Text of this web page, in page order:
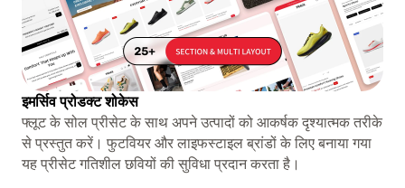
इमर्सिव प्रोडक्ट शोकेस
फ्लूट के सोल प्रीसेट के साथ अपने उत्पादों को आकर्षक दृश्यात्मक तरीके
से प्रस्तुत करें। फुटवियर और लाइफस्टाइल ब्रांडों के लिए बनाया गया
यह प्रीसेट गतिशील छवियों की सुविधा प्रदान करता है।